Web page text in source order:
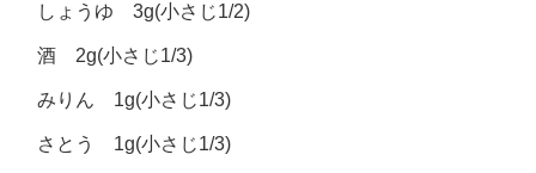
しょうゆ 3g(小さじ1/2)
酒 2g(小さじ1/3)
みりん 1g(小さじ1/3)
さとう 1g(小さじ1/3)